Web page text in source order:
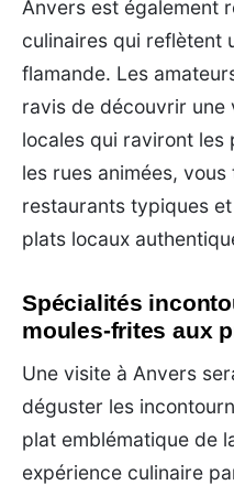
Anvers est également
culinaires qui reflètent
flamande. Les
ravis de découvrir une
locales qui raviront les
les rues animées,
restaurants typiques
plats locaux
Spécialités
moules-frites aux
Une visite à Anvers
déguster les
plat emblématique de
expérience culinaire